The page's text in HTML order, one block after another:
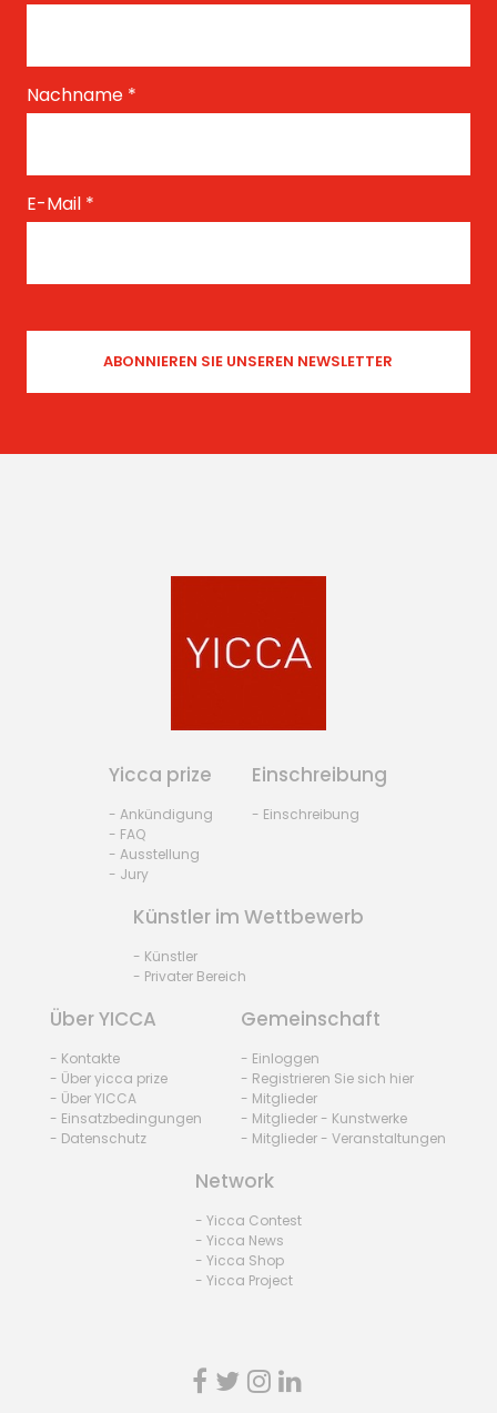
Nachname *
E-Mail *
Yicca prize
- Ankündigung
- FAQ
- Ausstellung
- Jury
Einschreibung
- Einschreibung
Künstler im Wettbewerb
- Künstler
- Privater Bereich
Über YICCA
- Kontakte
- Über yicca prize
- Über YICCA
- Einsatzbedingungen
- Datenschutz
Gemeinschaft
- Einloggen
- Registrieren Sie sich hier
- Mitglieder
- Mitglieder - Kunstwerke
- Mitglieder - Veranstaltungen
Network
- Yicca Contest
- Yicca News
- Yicca Shop
- Yicca Project